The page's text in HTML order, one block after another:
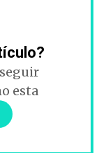
esta